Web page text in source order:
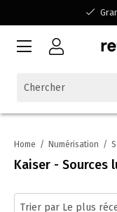
Home / Numérisation /
Kaiser - Sources